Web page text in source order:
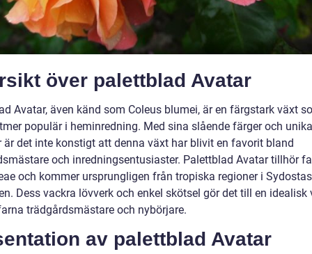
över palettblad Avatar
Avatar, även känd som Coleus blumei, är en färgstark växt
populär i heminredning. Med sina slående färger och unika
är det inte konstigt att denna växt har blivit en favorit bland
och inredningsentusiaster. Palettblad Avatar tillhör
och kommer ursprungligen från tropiska regioner i
Dess vackra lövverk och enkel skötsel gör det till en idealisk
trädgårdsmästare och nybörjare.
av palettblad Avatar